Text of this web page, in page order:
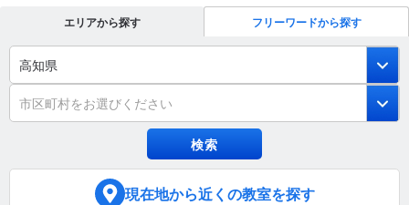
エリアから探す フリーワードから探す
高知県
市区町村をお選びください
現在地から近くの教室を探す